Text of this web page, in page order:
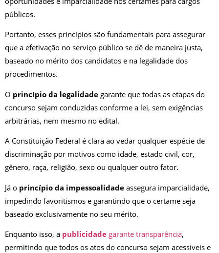
públicos.
Portanto, esses princípios são fundamentais para assegurar
que a efetivação no serviço público se dê de maneira justa,
baseado no mérito dos candidatos e na legalidade dos
procedimentos.
O princípio da legalidade garante que todas as etapas do
concurso sejam conduzidas conforme a lei, sem exigências
arbitrárias, nem mesmo no edital.
A Constituição Federal é clara ao vedar qualquer espécie de
discriminação por motivos como idade, estado civil, cor,
gênero, raça, religião, sexo ou qualquer outro fator.
Já o princípio da impessoalidade assegura imparcialidade,
impedindo favoritismos e garantindo que o certame seja
baseado exclusivamente no seu mérito.
Enquanto isso, a publicidade garante transparência,
permitindo que todos os atos do concurso sejam acessíveis e